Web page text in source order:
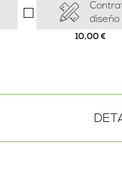
diseño
10,00 €